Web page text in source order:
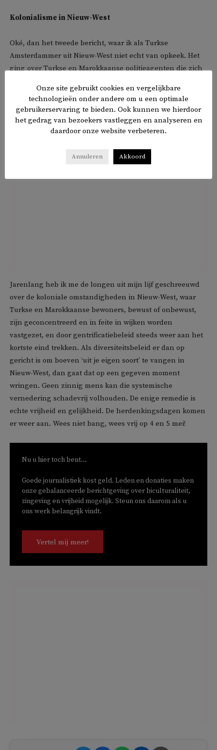
Kolonialisme in Nieuw-West
Oké, dan het tweede bericht, waar ik als Turkse
Amsterdammer uit Nieuw-West niet echt van opkeek. Het
ging over Turkse en Marokkaanse politieagenten die zich
het korps verlieten. Tja, wat valt er nog meer te zeggen
over racisme binnen witte politie-eenheden?
Jarenlang heb ik me de longen uit mijn lijf geschreeuwd
over de koloniale omstandigheden in Nieuw-West, waar
Turkse en Marokkaanse bewoners, bewust of onbewust,
zijn geconcentreerd en in feite in wijken worden
vastgezet, en door gentrificatiebeleid steeds weer aan het
kortste eind trekken. Als diversiteitsbeleid er dan op
gericht is om boeven ‘uit je eigen soort’ te vangen in
Nieuw-West, dan gaat dat op een gegeven moment
wringen. Geen zinnig mens kan die systemische
vernedering schadevrij volhouden. De enige remedie is
echte vrijheid en gelijkheid. De herdenkingsdagen komen
er weer aan. Wees niet bang, wees vrij op 4 en 5 mei!
Nu u hier toch bent...
Goede journalistiek kost geld. Leden en donaties maken
onze gebalanceerde berichtgeving over biculturaliteit,
zingeving en vrijheid mogelijk. Steun ons daarom als u
ons werk belangrijk vindt.
Vertel mij meer!
Onze site gebruikt cookies en vergelijkbare
technologieën onder andere om u een optimale
gebruikerservaring te bieden. Ook kunnen we hierdoor
het gedrag van bezoekers vastleggen en analyseren en
daardoor onze website verbeteren.
Annuleren Akkoord